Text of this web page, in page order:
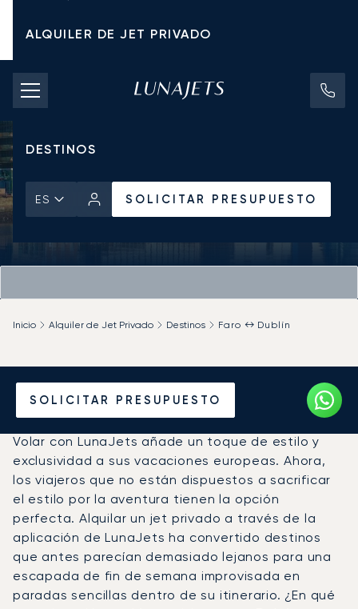
ALQUILER DE JET PRIVADO
TARIFAS DE CHÁRTER
JETS PRIVADOS
DESTINOS
ES SOLICITAR PRESUPUESTO
SOLICITAR PRESUPUESTO
Inicio Alquiler de Jet Privado Destinos Faro ↔ Dublín
Alquile un Jet Privado de
Faro a Dublín
Volar con LunaJets añade un toque de estilo y
exclusividad a sus vacaciones europeas. Ahora,
los viajeros que no están dispuestos a sacrificar
el estilo por la aventura tienen la opción
perfecta. Alquilar un jet privado a través de la
aplicación de LunaJets ha convertido destinos
que antes parecían demasiado lejanos para una
escapada de fin de semana improvisada en
paradas sencillas dentro de su itinerario. ¿En qué